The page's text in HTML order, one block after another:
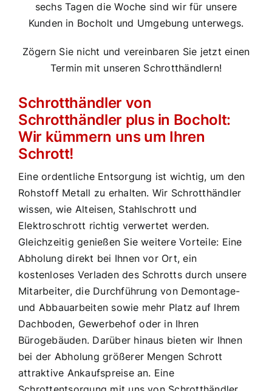
sechs Tagen die Woche sind wir für unsere
Kunden in Bocholt und Umgebung unterwegs.
Zögern Sie nicht und vereinbaren Sie jetzt einen
Termin mit unseren Schrotthändlern!
Schrotthändler von
Schrotthändler plus in Bocholt:
Wir kümmern uns um Ihren
Schrott!
Eine ordentliche Entsorgung ist wichtig, um den
Rohstoff Metall zu erhalten. Wir Schrotthändler
wissen, wie Alteisen, Stahlschrott und
Elektroschrott richtig verwertet werden.
Gleichzeitig genießen Sie weitere Vorteile: Eine
Abholung direkt bei Ihnen vor Ort, ein
kostenloses Verladen des Schrotts durch unsere
Mitarbeiter, die Durchführung von Demontage-
und Abbauarbeiten sowie mehr Platz auf Ihrem
Dachboden, Gewerbehof oder in Ihren
Bürogebäuden. Darüber hinaus bieten wir Ihnen
bei der Abholung größerer Mengen Schrott
attraktive Ankaufspreise an. Eine